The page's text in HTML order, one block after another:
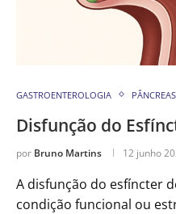
GASTROENTEROLOGIA PÂNCREAS
Disfunção do
por Bruno Martins 12 junho
A disfunção do esfíncter
condição funcional ou